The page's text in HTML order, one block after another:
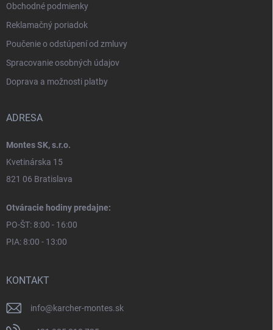
Obchodné podmienky
Reklamačný poriadok
Poučenie o odstúpení od zmluvy
Spracovanie osobných údajov
Doprava a možnosti platby
ADRESA
Montes SK, s.r.o.
Kvetinárska 15
821 06 Bratislava
Otváracie hodiny predajne:
PO-ŠT: 8:00 - 16:00
PIA: 8:00 - 13:00
KONTAKT
info@karcher-montes.sk